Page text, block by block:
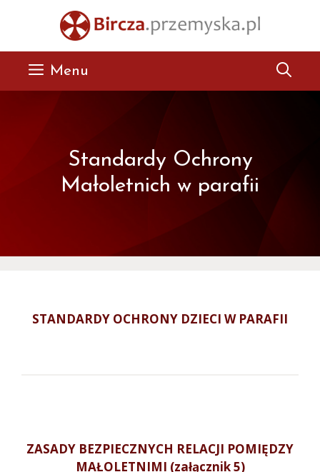
Menu
Standardy Ochrony
Małoletnich w parafii
STANDARDY OCHRONY DZIECI W PARAFII
ZASADY BEZPIECZNYCH RELACJI POMIĘDZY
MAŁOLETNIMI (załącznik 5)